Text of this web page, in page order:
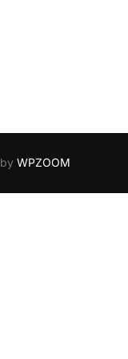
by WPZOOM